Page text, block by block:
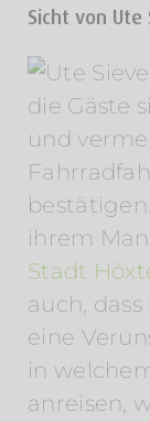
Sicht von Ute
die Gäste
und
ihrem
Stadt
auch,
eine
in
anreisen,